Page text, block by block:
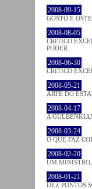
2008-09-15
GOSTO E
2008-08-05
CRÍTICO
PODER
2008-06-30
CRÍTICO
2008-05-21
ARTE DO
2008-04-17
A
2008-03-24
O QUE FAZ
2008-02-20
UM
2008-01-21
DEZ PONTOS